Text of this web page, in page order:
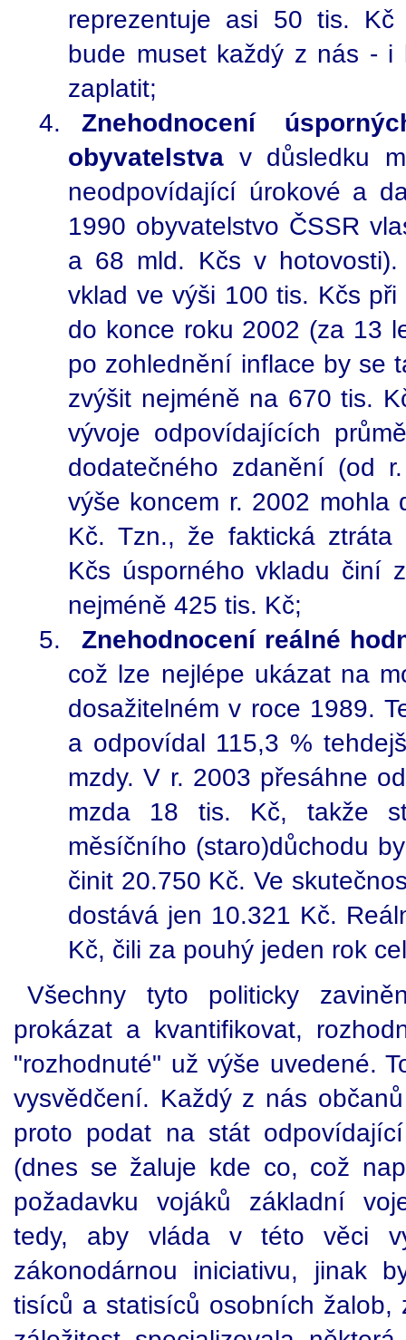
reprezentuje asi 50 tis.
bude muset každý z nás - i
zaplatit;
Znehodnocení
obyvatelstva v důsledku
neodpovídající úrokové a
1990 obyvatelstvo ČSSR
a 68 mld. Kčs v
vklad ve výši 100 tis. Kčs
do konce roku 2002 (za 13
po zohlednění inflace by se
zvýšit nejméně na 670 tis.
vývoje odpovídajících
dodatečného zdanění (od
výše koncem r. 2002 mohla
Kč. Tzn., že faktická
Kčs úsporného vkladu činí
nejméně 425 tis. Kč;
Znehodnocení reálné
což lze nejlépe ukázat na
dosažitelném v roce 1989.
a odpovídal 115,3 %
mzdy. V r. 2003 přesáhne
mzda 18 tis. Kč, takže
měsíčního (staro)důchodu
činit 20.750 Kč. Ve
dostává jen 10.321 Kč.
Kč, čili za pouhý jeden rok
Všechny tyto politicky
prokázat a kvantifikovat,
"rozhodnuté" už výše uvedené.
vysvědčení. Každý z nás
proto podat na stát
(dnes se žaluje kde co, což
požadavku vojáků základní
tedy, aby vláda v této věci
zákonodárnou iniciativu, jinak
tisíců a statisíců osobních